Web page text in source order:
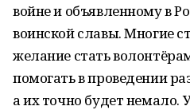
войне и объявленному в
воинской славы. Многие
желание стать
помогать в проведении
а их точно будет немало.